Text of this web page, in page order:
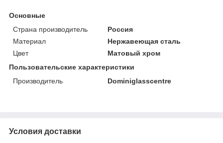
Основные
Страна производитель
Россия
Материал
Нержавеющая сталь
Цвет
Матовый хром
Пользовательские характеристики
Производитель
Dominiglasscentre
Условия доставки